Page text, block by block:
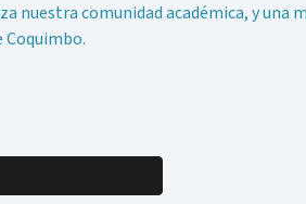
nuestra comunidad académica, y una
Coquimbo.